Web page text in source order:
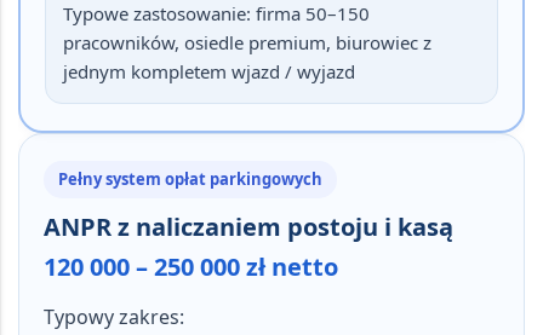
Typowe zastosowanie: firma 50–150
pracowników, osiedle premium, biurowiec z
jednym kompletem wjazd / wyjazd
Pełny system opłat parkingowych
ANPR z naliczaniem postoju i kasą
120 000 – 250 000 zł netto
Typowy zakres: